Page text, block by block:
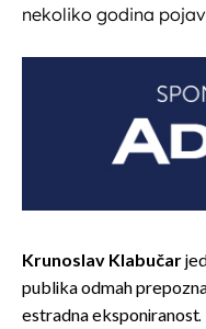
nekoliko godina
Krunoslav Klabučar
publika odmah
estradna eksponiranost.